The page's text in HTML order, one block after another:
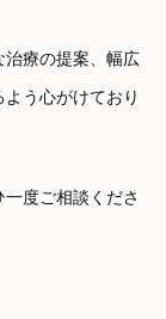
治療の提案、幅広
う心がけており
度ご相談くださ